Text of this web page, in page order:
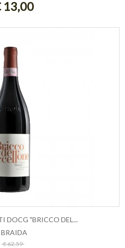
13,00
DOCG "BRICCO DEL...
BRAIDA
€ 62,59